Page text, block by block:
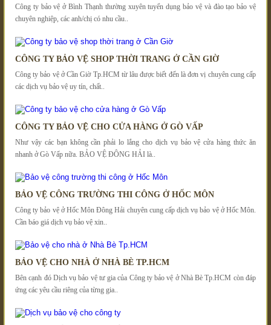
Công ty bảo vệ ở Bình Thạnh thường xuyên tuyển dụng bảo vệ và đào tạo bảo vệ
chuyên nghiệp, các anh/chị có nhu cầu..
CÔNG TY BẢO VỆ SHOP THỜI TRANG Ở CẦN GIỜ
Công ty bảo vệ ở Cần Giờ Tp.HCM từ lâu được biết đến là đơn vị chuyên cung cấp
các dịch vụ bảo vệ uy tín, chất..
CÔNG TY BẢO VỆ CHO CỬA HÀNG Ở GÒ VẤP
Như vậy các bạn không cần phải lo lắng cho dịch vụ bảo vệ cửa hàng thức ăn
nhanh ở Gò Vấp nữa. BẢO VỆ ĐÔNG HẢI là..
BẢO VỆ CÔNG TRƯỜNG THI CÔNG Ở HỐC MÔN
Công ty bảo vệ ở Hốc Môn Đông Hải chuyên cung cấp dịch vụ bảo vệ ở Hốc Môn.
Cần báo giá dịch vụ bảo vệ xin..
BẢO VỆ CHO NHÀ Ở NHÀ BÈ TP.HCM
Bên cạnh đó Dịch vụ bảo vệ tư gia của Công ty bảo vệ ở Nhà Bè Tp.HCM còn đáp
ứng các yêu cầu riêng của từng gia..